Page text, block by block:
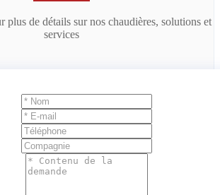
plus de détails sur nos chaudières, solutions et
services